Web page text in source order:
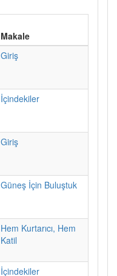
Makale
Giriş
İçindekiler
Giriş
Güneş İçin Buluştuk
Hem Kurtarıcı, Hem
Katil
İçindekiler